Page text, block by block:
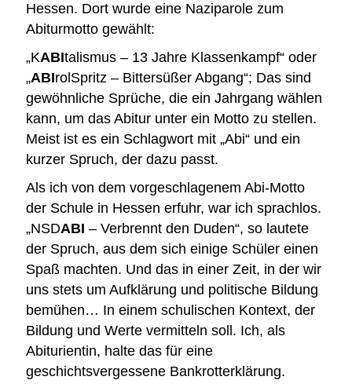
Hessen. Dort wurde eine Naziparole zum
Abiturmotto gewählt:
„KABItalismus – 13 Jahre Klassenkampf“ oder
„ABIrolSpritz – Bittersüßer Abgang“; Das sind
gewöhnliche Sprüche, die ein Jahrgang wählen
kann, um das Abitur unter ein Motto zu stellen.
Meist ist es ein Schlagwort mit „Abi“ und ein
kurzer Spruch, der dazu passt.
Als ich von dem vorgeschlagenem Abi-Motto
der Schule in Hessen erfuhr, war ich sprachlos.
„NSDABI – Verbrennt den Duden“, so lautete
der Spruch, aus dem sich einige Schüler einen
Spaß machten. Und das in einer Zeit, in der wir
uns stets um Aufklärung und politische Bildung
bemühen… In einem schulischen Kontext, der
Bildung und Werte vermitteln soll. Ich, als
Abiturientin, halte das für eine
geschichtsvergessene Bankrotterklärung.